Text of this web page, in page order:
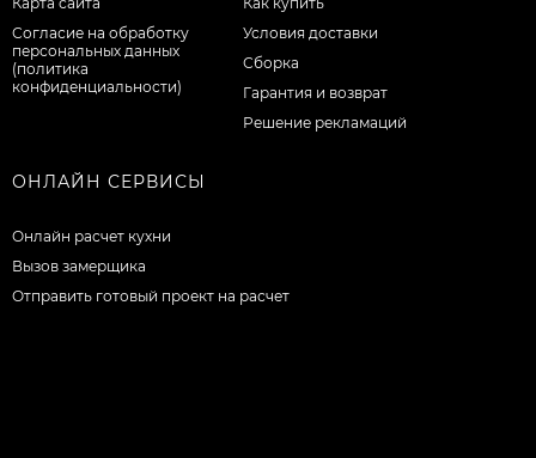
Согласие на обработку
персональных данных
(политика
конфиденциальности)
Условия доставки
Сборка
Гарантия и возврат
Решение рекламаций
ОНЛАЙН СЕРВИСЫ
Онлайн расчет кухни
Вызов замерщика
Отправить готовый проект на расчет